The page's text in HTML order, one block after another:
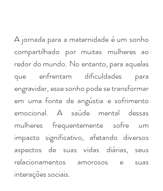
A jornada para a maternidade é um sonho
compartilhado por muitas mulheres ao
redor do mundo. No entanto, para aquelas
que enfrentam dificuldades para
engravidar, esse sonho pode se transformar
em uma fonte de angústia e sofrimento
emocional. A saúde mental dessas
mulheres frequentemente sofre um
impacto significativo, afetando diversos
aspectos de suas vidas diárias, seus
relacionamentos amorosos e suas
interações sociais.